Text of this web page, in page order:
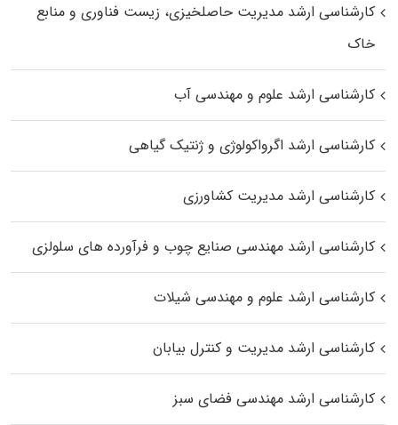
کارشناسی ارشد مدیریت حاصلخیزی، زیست فناوری و منابع
خاک
کارشناسی ارشد علوم و مهندسی آب
کارشناسی ارشد اگرواکولوژی و ژنتیک گیاهی
کارشناسی ارشد مدیریت کشاورزی
کارشناسی ارشد مهندسی صنایع چوب و فرآورده‌ های سلولزی
کارشناسی ارشد علوم و مهندسی شیلات
کارشناسی ارشد مدیریت و کنترل بیابان
کارشناسی ارشد مهندسی فضای سبز